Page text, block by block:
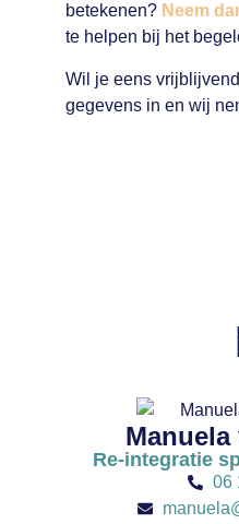
betekenen? Neem
te helpen bij het
Wil je eens
gegevens in en wij
Re-integratie
06